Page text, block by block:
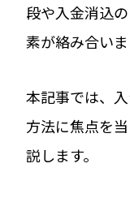
段や入金消込
素が絡み合いま
本記事では、
方法に焦点を
説します。